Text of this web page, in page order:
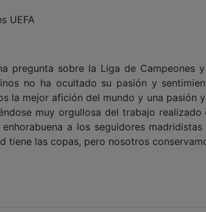
UEFA
pregunta sobre la Liga de
no ha ocultado su pasión y
la mejor afición del mundo y una pasión
muy orgullosa del trabajo
a los seguidores
tiene las copas, pero nosotros